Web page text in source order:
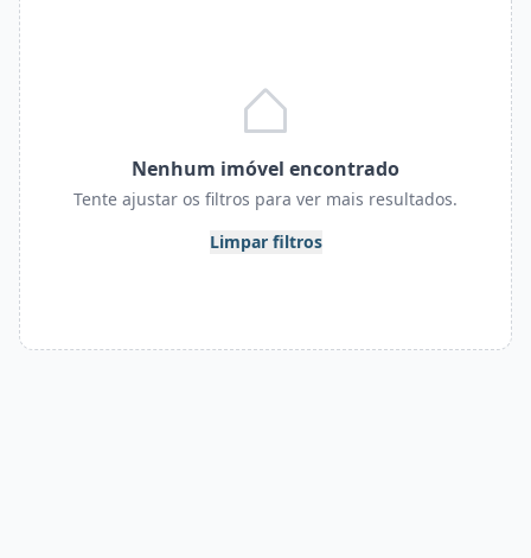
Nenhum imóvel encontrado
Tente ajustar os filtros para ver mais resultados.
Limpar filtros